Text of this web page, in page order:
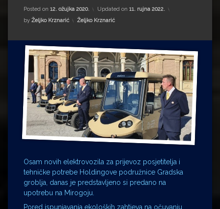
Drugi autori
Drugi autori
Matea Andrić
Ljiljana Lekanić-Kljaić
Željko Krznarić
Mario Lovreković
Miroslav Šantek
Posted on 12. ožujka 2020. Updated on 11. rujna 2022.
by Željko Krznarić Kategorije:
Željko Krznarić
Osam novih elektrovozila za prijevoz posjetitelja i
tehničke potrebe Holdingove podružnice Gradska
groblja, danas je predstavljeno si predano na
upotrebu na Mirogoju.
Pored ispunjavanja ekoloških zahtjeva na očuvanju